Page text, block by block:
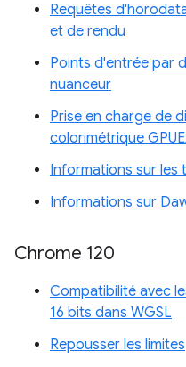
Requêtes
et de rendu
Points d'entrée par
nuanceur
Prise en charge de
colorimétrique
Informations sur les
Informations sur
Chrome 120
Compatibilité avec
16 bits dans WGSL
Repousser les limites